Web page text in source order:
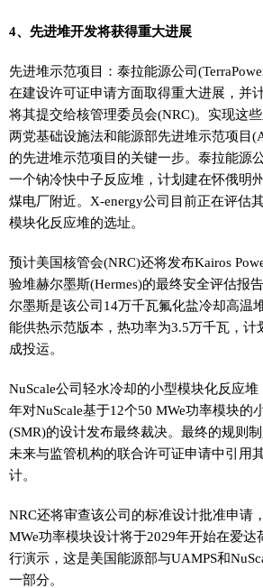
4、先进堆开发将获得重大进展
先进堆示范项目：泰拉能源公司
在建设许可证申请方面取得重大进展，并
将其提交给核管理委员会(NRC)。实现这
两党基础设施法和能源部先进堆示范项目
的先进堆示范项目的关键一步。泰拉能源
一个钠冷快中子反应堆，计划建在怀俄明
煤电厂附近。X-energy公司目前正在评估
模块化反应堆的选址。
预计美国核管会(NRC)还将发布Kairos
验堆赫尔墨斯(Hermes)的最终安全评估报
尔墨斯是该公司14万千瓦氟化盐冷却高温
能供热示范版本，热功率为3.5万千瓦，计
成投运。
NuScale公司轻水冷却的小型模块化反应堆
年对NuScale基于12个50 MWe功率模块的
(SMR)的设计发布最终裁决。最终的规则
未来与监管机构的联合许可证申请中引用
计。
NRC还将审查该公司的标准设计批准申请
MWe功率模块设计将于2029年开始在爱
行演示，这是美国能源部与UAMPS和
一部分。